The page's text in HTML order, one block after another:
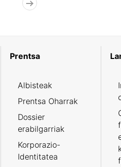
Prentsa
Albisteak
Prentsa Oharrak
Dossier
erabilgarriak
Korporazio-
Identitatea